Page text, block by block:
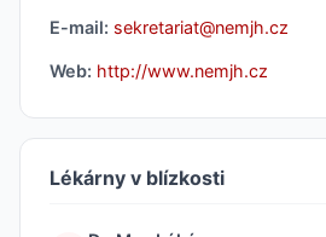
E-mail: sekretariat@nemjh.cz
Web: http://www.nemjh.cz
Lékárny v blízkosti